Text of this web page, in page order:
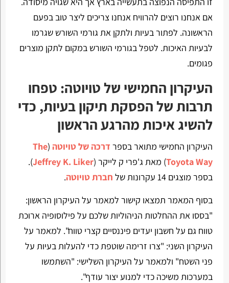
אם אנחנו רוצים להרוויח אנחנו צריכים ליצר טוב בפעם
הראשונה. לפתור בעיות ולתקן את גורמי השורש שגרמו
לבעיות האיכות. לטפל בגורמי השורש במקום לתקן מוצרים
פגומים.
העיקרון החמישי של טויוטה: טפחו
תרבות של הפסקת תיקון בעיות, כדי
להשיג איכות מהרגע הראשון
העיקרון החמישי מתואר בספר דרכה של טויוטה(
The
Toyota Way) מאת ג'פרי ק לייקר (Jeffrey K. Liker
).
בספר מוצגים 14 עקרונות של
חברת טויוטה.
בסוף המאמר תמצאו קישור למאמר על העיקרון הראשון:
"בססו את ההחלטות הניהוליות שלכם על פילוסופיה ארוכת
טווח גם על חשבון יעדים פיננסיים קצרי טווח". למאמר על
העיקרון השני: "צרו זרימה שוטפת כדי להעלות בעיות על
פני השטח" ולמאמר על העיקרון השלישי: "השתמשו
במערכות משיכה כדי למנוע יצור עודף".